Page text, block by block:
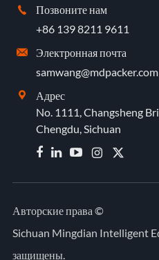

Позвоните нам
+86 139 8211 9611

Электронная почта
samwang@mdpacker.com

Адрес
No. 1111, Changsheng
Chengdu, Sichuan
 
Авторские права ©
Sichuan Mingdian Intelligent
защищены.